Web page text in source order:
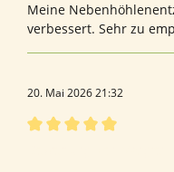
Meine
verbessert. Sehr zu
20. Mai 2026 21:32